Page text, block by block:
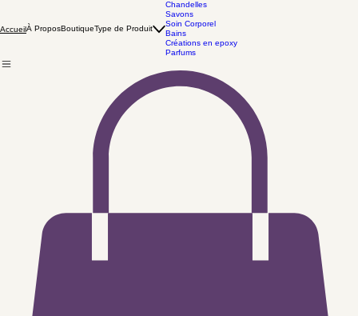
AccueilÀ ProposBoutiqueType de Produit
Chandelles
Savons
Soin Corporel
Bains
Créations en epoxy
Parfums